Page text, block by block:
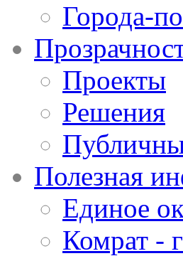
Города-
Проекты
Решения
Полезная
Единое
Комрат -